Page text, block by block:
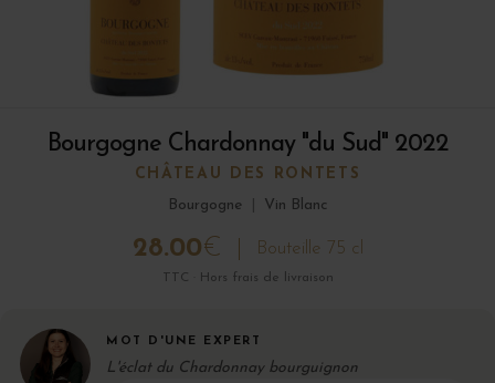
Bourgogne Chardonnay "du Sud" 2022
CHÂTEAU DES RONTETS
Bourgogne
Vin Blanc
28.00€ Bouteille 75 cl
TTC · Hors frais de livraison
MOT D'UNE EXPERT
L'éclat du Chardonnay bourguignon